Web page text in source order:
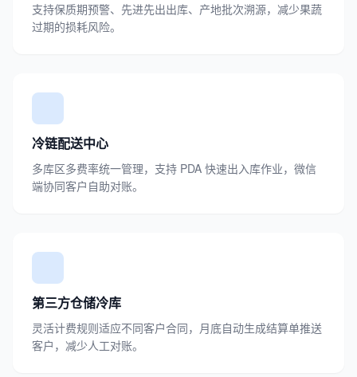
支持保质期预警、先进先出出库、产地批次溯源，减少果蔬
过期的损耗风险。
冷链配送中心
多库区多费率统一管理，支持 PDA 快速出入库作业，微信
端协同客户自助对账。
第三方仓储冷库
灵活计费规则适应不同客户合同，月底自动生成结算单推送
客户，减少人工对账。